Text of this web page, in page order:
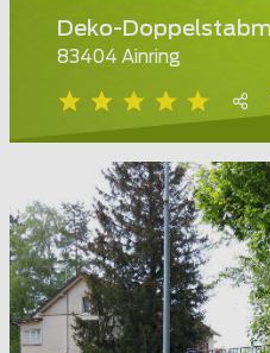
Deko-
83404 Ainring